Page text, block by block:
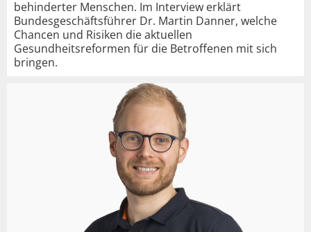
behinderter Menschen. Im Interview erklärt
Bundesgeschäftsführer Dr. Martin Danner, welche
Chancen und Risiken die aktuellen
Gesundheitsreformen für die Betroffenen mit sich
bringen.